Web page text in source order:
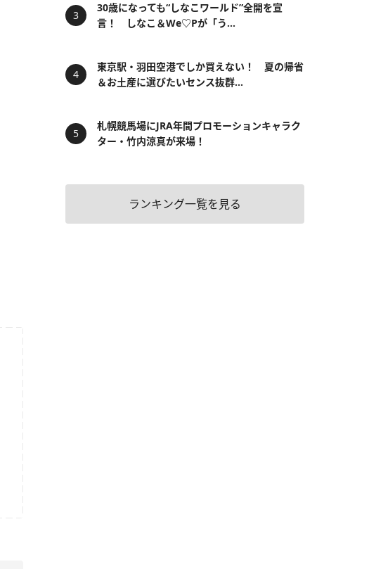
30歳になっても“しなこワールド”全開を宣
言！ しなこ＆We♡Pが「う...
東京駅・羽田空港でしか買えない！ 夏の帰省
＆お土産に選びたいセンス抜群...
札幌競馬場にJRA年間プロモーションキャラク
ター・竹内涼真が来場！
ランキング一覧を見る